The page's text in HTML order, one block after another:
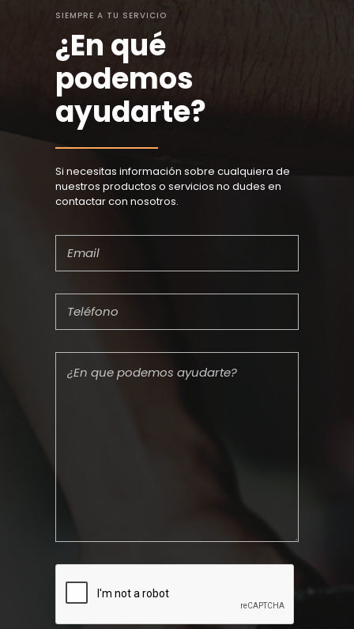
SIEMPRE A TU SERVICIO
¿En qué
podemos
ayudarte?
Si necesitas información sobre cualquiera de
nuestros productos o servicios no dudes en
contactar con nosotros.